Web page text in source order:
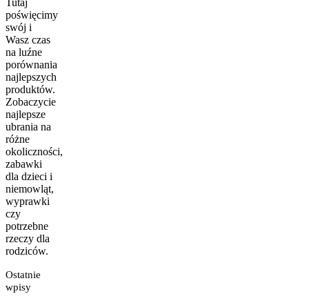
poświęcimy
swój i
Wasz czas
na luźne
porównania
najlepszych
produktów.
Zobaczycie
najlepsze
ubrania na
różne
okoliczności,
zabawki
dla dzieci i
niemowląt,
wyprawki
czy
potrzebne
rzeczy dla
rodziców.
Ostatnie
wpisy